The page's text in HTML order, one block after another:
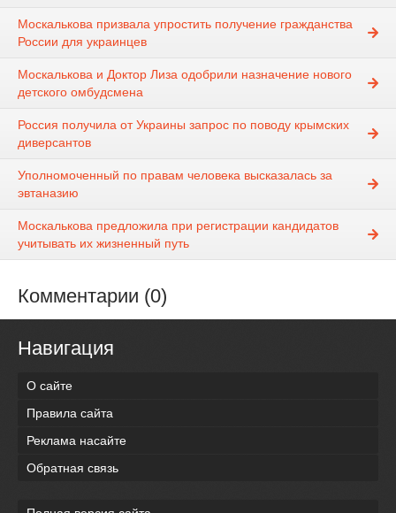
Москалькова призвала упростить получение гражданства
России для украинцев
Москалькова и Доктор Лиза одобрили назначение нового
детского омбудсмена
Россия получила от Украины запрос по поводу крымских
диверсантов
Уполномоченный по правам человека высказалась за
эвтаназию
Москалькова предложила при регистрации кандидатов
учитывать их жизненный путь
Комментарии (0)
Навигация
О сайте
Правила сайта
Реклама насайте
Обратная связь